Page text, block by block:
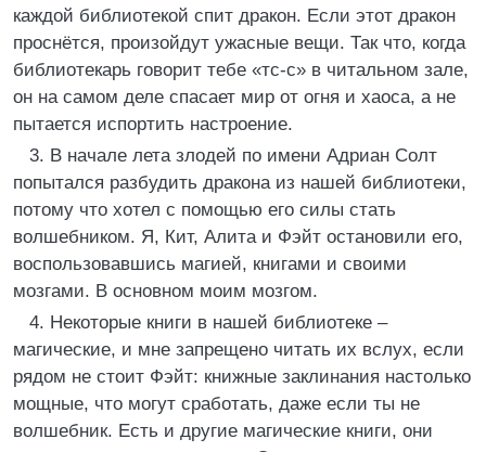
каждой библиотекой спит дракон. Если этот дракон
проснётся, произойдут ужасные вещи. Так что, когда
библиотекарь говорит тебе «тс-с» в читальном зале,
он на самом деле спасает мир от огня и хаоса, а не
пытается испортить настроение.
3. В начале лета злодей по имени Адриан Солт
попытался разбудить дракона из нашей библиотеки,
потому что хотел с помощью его силы стать
волшебником. Я, Кит, Алита и Фэйт остановили его,
воспользовавшись магией, книгами и своими
мозгами. В основном моим мозгом.
4. Некоторые книги в нашей библиотеке –
магические, и мне запрещено читать их вслух, если
рядом не стоит Фэйт: книжные заклинания настолько
мощные, что могут сработать, даже если ты не
волшебник. Есть и другие магические книги, они